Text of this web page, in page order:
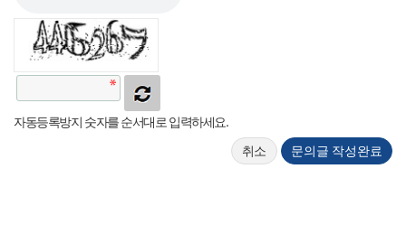
자동등록방지 숫자를 순서대로 입력하세요.
취소
문의글 작성완료